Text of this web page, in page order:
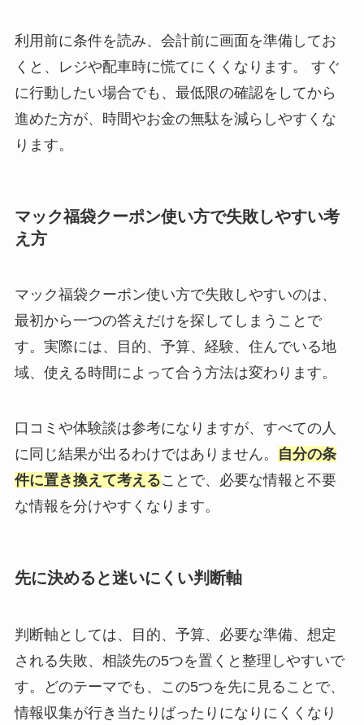
利用前に条件を読み、会計前に画面を準備してお
くと、レジや配車時に慌てにくくなります。 すぐ
に行動したい場合でも、最低限の確認をしてから
進めた方が、時間やお金の無駄を減らしやすくな
ります。
マック福袋クーポン使い方で失敗しやすい考
え方
マック福袋クーポン使い方で失敗しやすいのは、
最初から一つの答えだけを探してしまうことで
す。実際には、目的、予算、経験、住んでいる地
域、使える時間によって合う方法は変わります。
口コミや体験談は参考になりますが、すべての人
に同じ結果が出るわけではありません。
自分の条
件に置き換えて考えることで、必要な情報と不要
な情報を分けやすくなります。
先に決めると迷いにくい判断軸
判断軸としては、目的、予算、必要な準備、想定
される失敗、相談先の5つを置くと整理しやすいで
す。どのテーマでも、この5つを先に見ることで、
情報収集が行き当たりばったりになりにくくなり